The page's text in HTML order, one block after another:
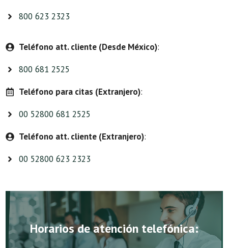
800 623 2323
Teléfono att. cliente (Desde México):
800 681 2525
Teléfono para citas (Extranjero):
00 52800 681 2525
Teléfono att. cliente (Extranjero):
00 52800 623 2323
Horarios de atención telefónica: